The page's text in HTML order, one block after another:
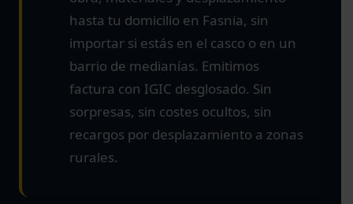
hasta tu domicilio en Fasnia, sin
importar si estás en el casco o en un
barrio de medianías. Emitimos
factura con IGIC desglosado. Sin
sorpresas, sin costes ocultos, sin
recargos por desplazamiento a zonas
rurales.